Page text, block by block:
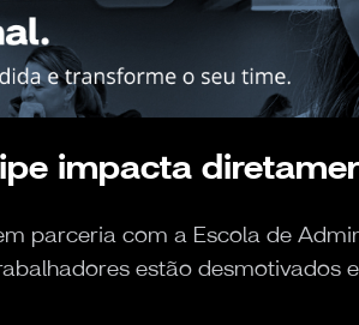
impacta
parceria com a Escola de
estão